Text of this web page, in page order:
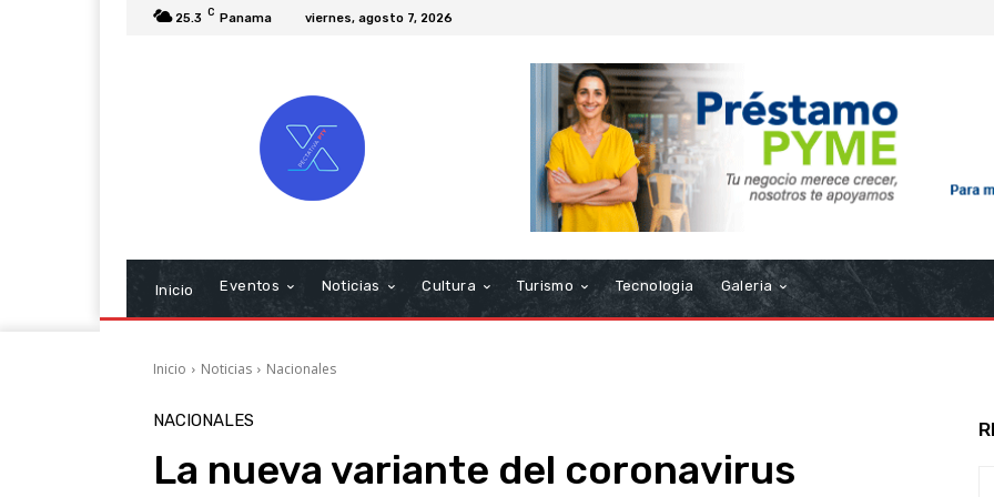
25.3 C Panama viernes, agosto 7, 2026
Inicio Eventos Noticias Cultura Turismo Tecnologia Galeria
Inicio Noticias Nacionales
NACIONALES
La nueva variante del coronavirus